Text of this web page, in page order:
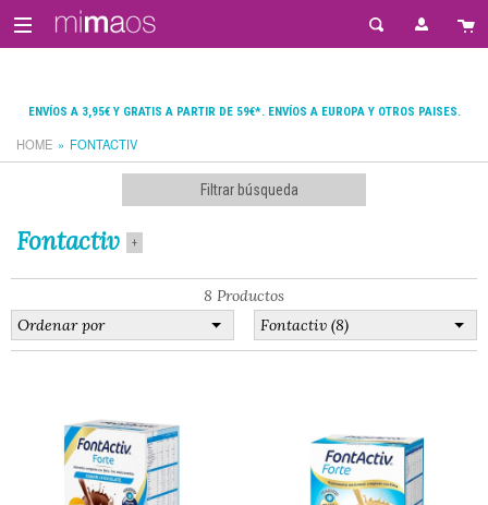
ENVÍOS A 3,95€ Y GRATIS A PARTIR DE 59€*. ENVÍOS A EUROPA Y OTROS PAISES.
HOME FONTACTIV
Filtrar búsqueda
Fontactiv +
8 Productos